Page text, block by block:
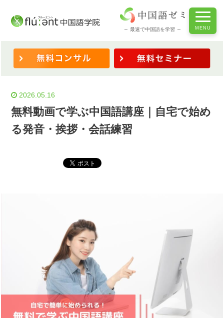
～ 最速で中国語を学習 ～
無料動画で学ぶ中国語講座｜自宅で始める発音・挨拶・会話練習
2026.05.16
無料動画で学ぶ中国語講座｜自宅で始め
る発音・挨拶・会話練習